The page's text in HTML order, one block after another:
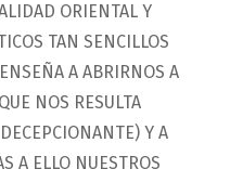
ORIENTAL Y
TAN SENCILLOS
A ABRIRNOS A
NOS RESULTA
Y A
A ELLO NUESTROS